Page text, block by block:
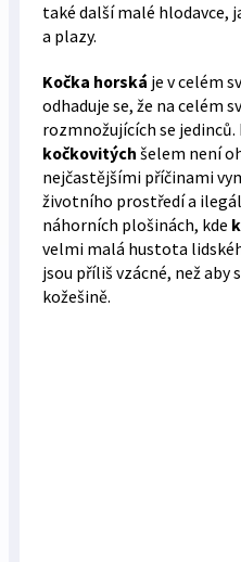
také další malé hlodavce,
a plazy.
Kočka horská je v celém
odhaduje se, že na celém
rozmnožujících se
kočkovitých šelem není
nejčastějšími příčinami
životního prostředí a
náhorních plošinách, kde
velmi malá hustota
jsou příliš vzácné, než
kožešině.